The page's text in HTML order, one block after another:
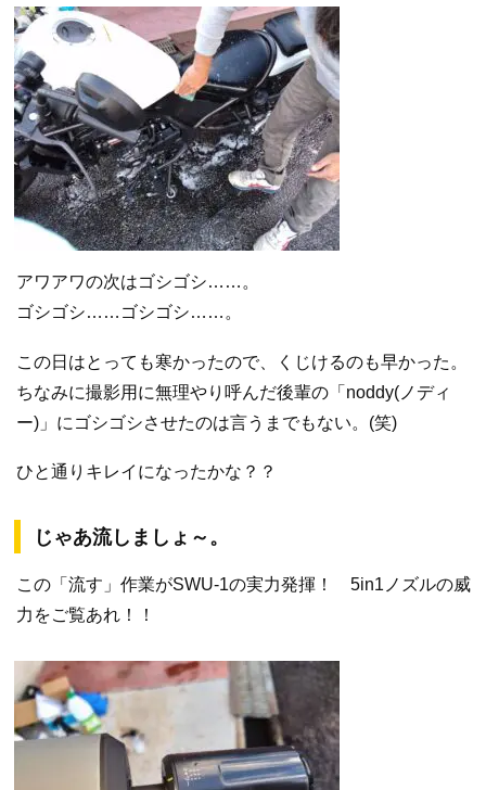
アワアワの次はゴシゴシ……。
ゴシゴシ……ゴシゴシ……。
この日はとっても寒かったので、くじけるのも早かった。
ちなみに撮影用に無理やり呼んだ後輩の「noddy(ノディ
ー)」にゴシゴシさせたのは言うまでもない。(笑)
ひと通りキレイになったかな？？
じゃあ流しましょ～。
この「流す」作業がSWU-1の実力発揮！ 5in1ノズルの威
力をご覧あれ！！